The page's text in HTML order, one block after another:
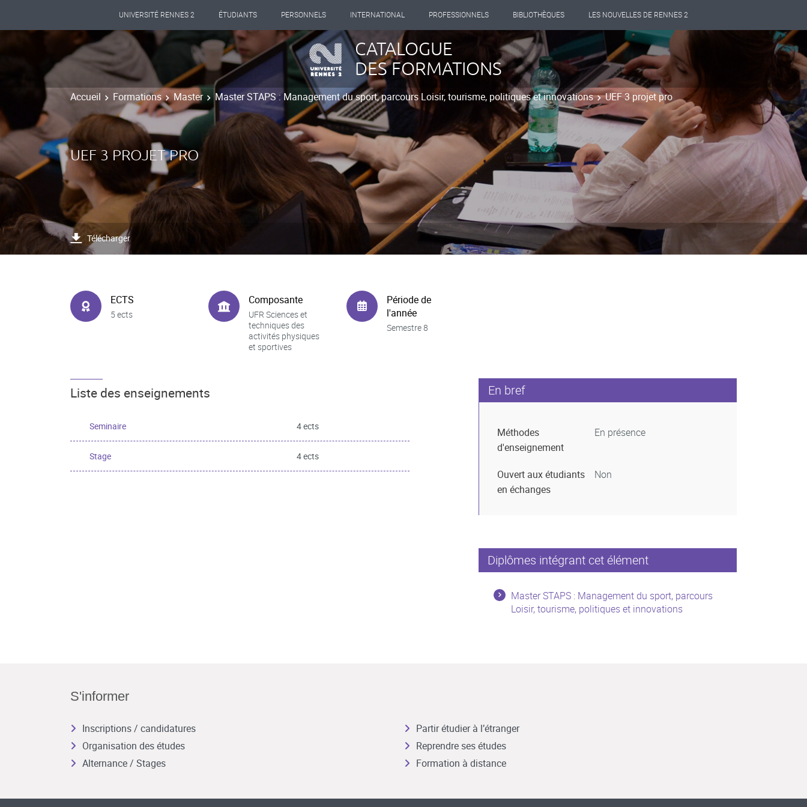
UNIVERSITÉ RENNES 2 ÉTUDIANTS PERSONNELS INTERNATIONAL PROFESSIONNELS BIBLIOTHÈQUES LES NOUVELLES DE RENNES 2
CATALOGUE
DES FORMATIONS
Accueil Formations Master Master STAPS : Management du sport, parcours Loisir, tourisme, politiques et innovations UEF 3 projet pro
UEF 3 PROJET PRO
Télécharger
ECTS
5 ects
Composante
UFR Sciences et
techniques des
activités physiques
et sportives
Période de
l'année
Semestre 8
Liste des enseignements
Seminaire 4 ects
Stage 4 ects
En bref
Méthodes
d'enseignement
En présence
Ouvert aux étudiants
en échanges
Non
Diplômes intégrant cet élément
Master STAPS : Management du sport, parcours
Loisir, tourisme, politiques et innovations
S'informer
Inscriptions / candidatures
Organisation des études
Alternance / Stages
Partir étudier à l’étranger
Reprendre ses études
Formation à distance